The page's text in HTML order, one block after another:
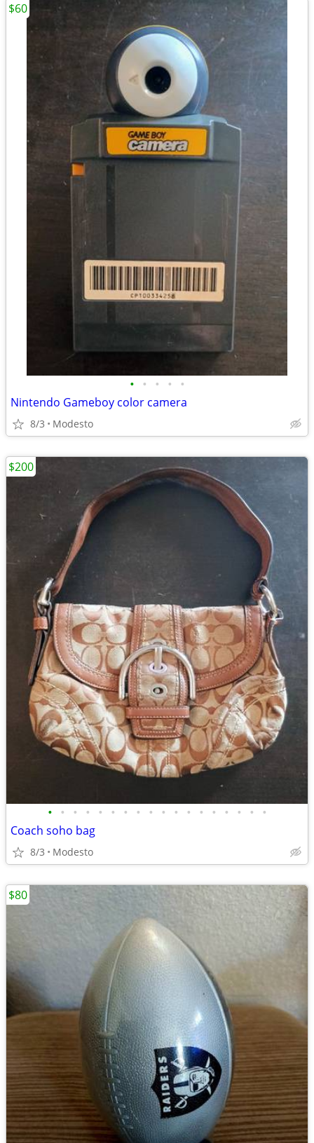
• • • • •
Nintendo Gameboy color camera
8/3 Modesto
$60
• • • • • • • • • • • • • • • • • •
Coach soho bag
8/3 Modesto
$200
$80